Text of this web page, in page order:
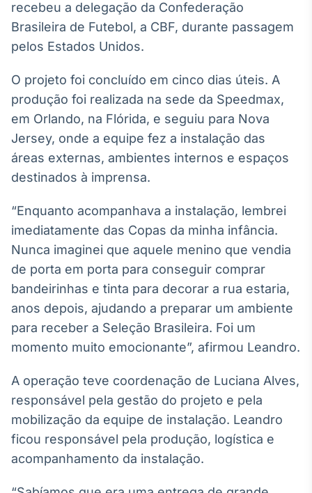
Radar
Monitoramento
inteligente de
Broadcast
A melhor
plataforma para
analisar fundos
de investimento
Em breve
Em breve
Gestão de
Investimentos
Em breve
recebeu a delegação da Confederação
Brasileira de Futebol, a CBF, durante passagem
pelos Estados Unidos.
O projeto foi concluído em cinco dias úteis. A
produção foi realizada na sede da Speedmax,
em Orlando, na Flórida, e seguiu para Nova
Jersey, onde a equipe fez a instalação das
áreas externas, ambientes internos e espaços
destinados à imprensa.
“Enquanto acompanhava a instalação, lembrei
imediatamente das Copas da minha infância.
Nunca imaginei que aquele menino que vendia
de porta em porta para conseguir comprar
bandeirinhas e tinta para decorar a rua estaria,
anos depois, ajudando a preparar um ambiente
para receber a Seleção Brasileira. Foi um
momento muito emocionante”, afirmou Leandro.
A operação teve coordenação de Luciana Alves,
responsável pela gestão do projeto e pela
mobilização da equipe de instalação. Leandro
ficou responsável pela produção, logística e
acompanhamento da instalação.